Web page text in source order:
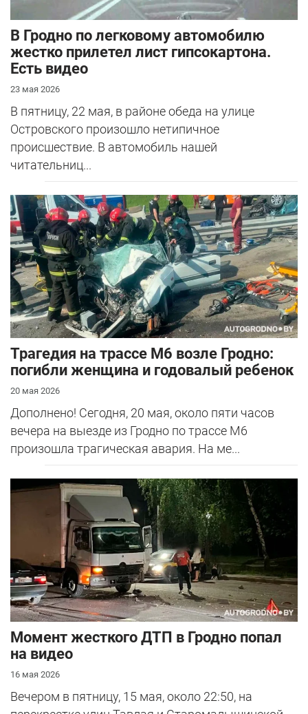
В Гродно по легковому автомобилю
жестко прилетел лист гипсокартона.
Есть видео
23 мая 2026
В пятницу, 22 мая, в районе обеда на улице
Островского произошло нетипичное
происшествие. В автомобиль нашей
читательниц...
Трагедия на трассе М6 возле Гродно:
погибли женщина и годовалый ребенок
20 мая 2026
Дополнено! Сегодня, 20 мая, около пяти часов
вечера на выезде из Гродно по трассе М6
произошла трагическая авария. На ме...
Момент жесткого ДТП в Гродно попал
на видео
16 мая 2026
Вечером в пятницу, 15 мая, около 22:50, на